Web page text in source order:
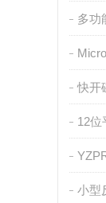
多功
快开
12位
小型